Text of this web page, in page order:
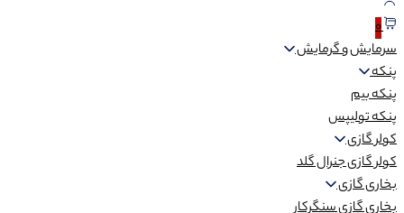
0
سرمایش و گرمایش
پنکه
پنکه بیم
پنکه تولیپس
کولر گازی
کولر گازی جنرال گلد
بخاری گازی
بخاری گازی سنگرکار